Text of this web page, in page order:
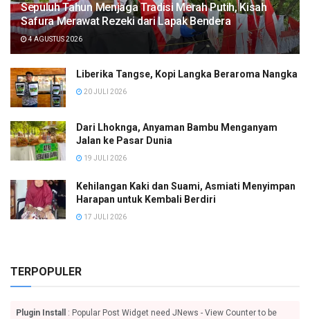
Sepuluh Tahun Menjaga Tradisi Merah Putih, Kisah
Safura Merawat Rezeki dari Lapak Bendera
4 AGUSTUS 2026
Liberika Tangse, Kopi Langka Beraroma Nangka
20 JULI 2026
Dari Lhoknga, Anyaman Bambu Menganyam
Jalan ke Pasar Dunia
19 JULI 2026
Kehilangan Kaki dan Suami, Asmiati Menyimpan
Harapan untuk Kembali Berdiri
17 JULI 2026
TERPOPULER
Plugin Install : Popular Post Widget need JNews - View Counter to be